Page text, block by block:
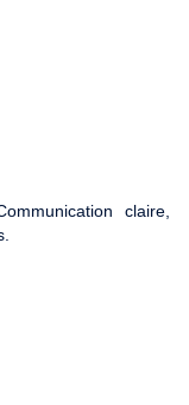
claire,